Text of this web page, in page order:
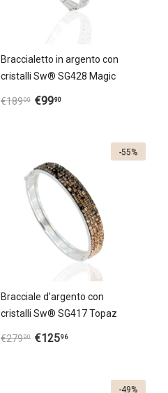
Braccialetto in argento con
cristalli Sw® SG428 Magic
€18900 €9990
Bracciale d'argento con
cristalli Sw® SG417 Topaz
€27990 €12596
-55%
-49%